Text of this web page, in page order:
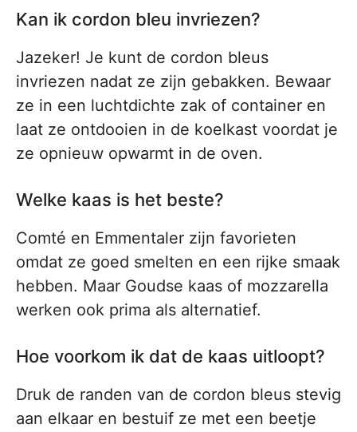
Kan ik cordon bleu invriezen?
Jazeker! Je kunt de cordon bleus
invriezen nadat ze zijn gebakken. Bewaar
ze in een luchtdichte zak of container en
laat ze ontdooien in de koelkast voordat je
ze opnieuw opwarmt in de oven.
Welke kaas is het beste?
Comté en Emmentaler zijn favorieten
omdat ze goed smelten en een rijke smaak
hebben. Maar Goudse kaas of mozzarella
werken ook prima als alternatief.
Hoe voorkom ik dat de kaas uitloopt?
Druk de randen van de cordon bleus stevig
aan elkaar en bestuif ze met een beetje